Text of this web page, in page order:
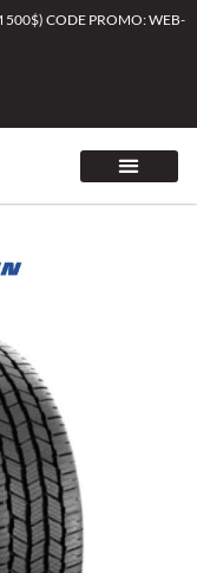
500$) CODE PROMO: WEB-